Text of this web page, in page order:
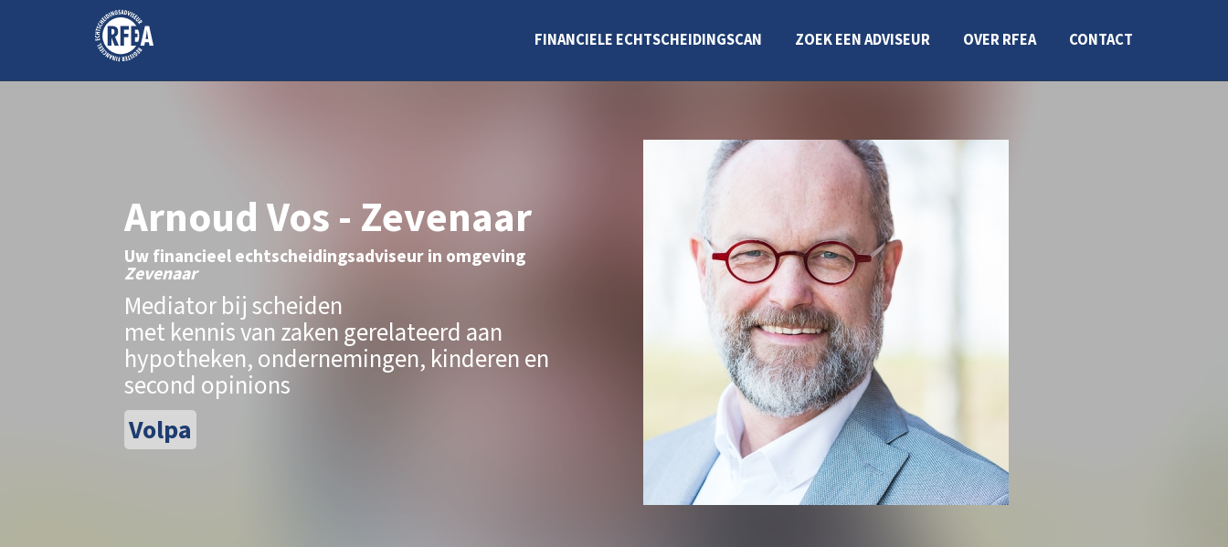
FINANCIELE ECHTSCHEIDINGSCAN ZOEK EEN ADVISEUR OVER RFEA CONTACT
Arnoud Vos - Zevenaar
Uw financieel echtscheidingsadviseur in omgeving
Zevenaar
Mediator bij scheiden
met kennis van zaken gerelateerd aan
hypotheken, ondernemingen, kinderen en
second opinions
Volpa